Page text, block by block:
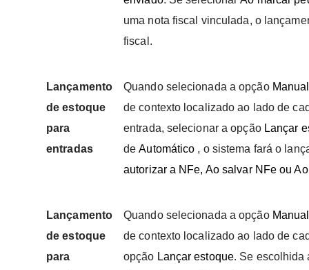
uma nota fiscal vinculada, o
fiscal.
Lançamento
de estoque
para
entradas
Quando selecionada a opçãoManual
de contexto localizado ao lado de
entrada, selecionar a opçãoLançar
de Automático , o sistema fará o
autorizar a NFe, Ao salvar NFe ou
Lançamento
de estoque
para
Quando selecionada a opçãoManual
de contexto localizado ao lado de
opção Lançar estoque. Se escolhida